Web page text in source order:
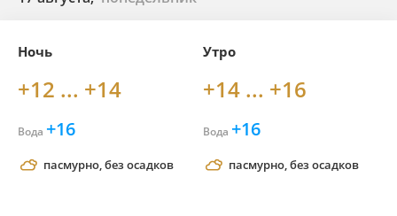
Ночь
+12 ... +14
Вода +16
пасмурно, без осадков
Утро
+14 ... +16
Вода +16
пасмурно, без осадков